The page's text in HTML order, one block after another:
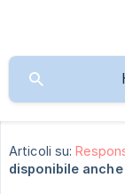
Articoli su:
disponibile anche